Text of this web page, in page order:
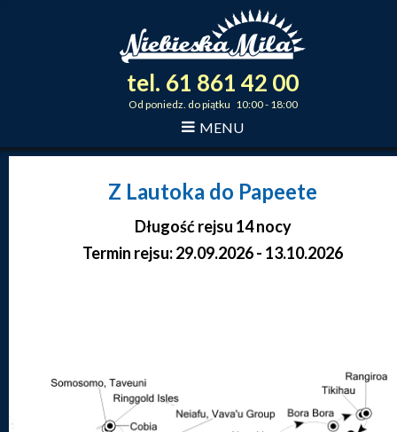
tel. 61 861 42 00
Od poniedz. do piątku 10:00 - 18:00
MENU
Z Lautoka do Papeete
Długość rejsu 14 nocy
Termin rejsu: 29.09.2026 - 13.10.2026